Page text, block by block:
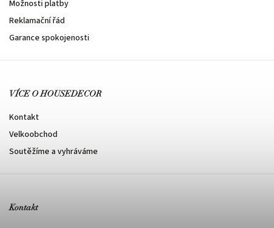
Možnosti platby
Reklamační řád
Garance spokojenosti
VÍCE O HOUSEDECOR
Kontakt
Velkoobchod
Soutěžíme a vyhráváme
Kontakt